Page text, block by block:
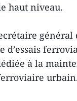
haut niveau.
à la